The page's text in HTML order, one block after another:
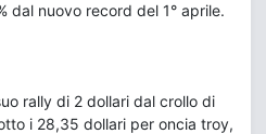
dal nuovo record del 1° aprile.
rally di 2 dollari dal crollo di
i 28,35 dollari per oncia troy,